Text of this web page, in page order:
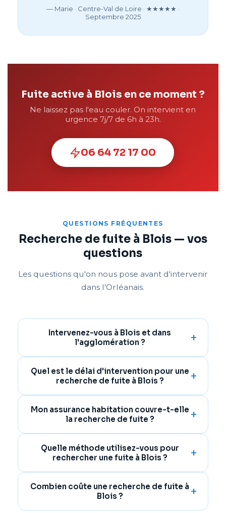
— Marie · Centre-Val de Loire · ★★★★★ ·
Septembre 2025
Fuite active à Blois en ce moment ?
Ne laissez pas l'eau couler. On intervient en
urgence 7j/7 de 6h à 23h.
06 64 72 17 00
QUESTIONS FRÉQUENTES
Recherche de fuite à Blois — vos
questions
Les questions qu'on nous pose avant d'intervenir
dans l'Orléanais.
Intervenez-vous à Blois et dans
l'agglomération ?
Quel est le délai d'intervention pour une
recherche de fuite à Blois ?
Mon assurance habitation couvre-t-elle
la recherche de fuite ?
Quelle méthode utilisez-vous pour
rechercher une fuite à Blois ?
Combien coûte une recherche de fuite à
Blois ?